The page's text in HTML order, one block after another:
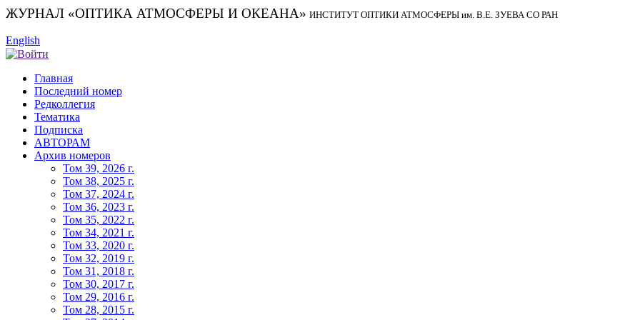
ЖУРНАЛ «ОПТИКА АТМОСФЕРЫ И ОКЕАНА» ИНСТИТУТ ОПТИКИ АТМОСФЕРЫ им. В.Е. ЗУЕВА СО РАН
English
Главная
Последний номер
Редколлегия
Тематика
Подписка
АВТОРАМ
Архив номеров
Том 39, 2026 г.
Том 38, 2025 г.
Том 37, 2024 г.
Том 36, 2023 г.
Том 35, 2022 г.
Том 34, 2021 г.
Том 33, 2020 г.
Том 32, 2019 г.
Том 31, 2018 г.
Том 30, 2017 г.
Том 29, 2016 г.
Том 28, 2015 г.